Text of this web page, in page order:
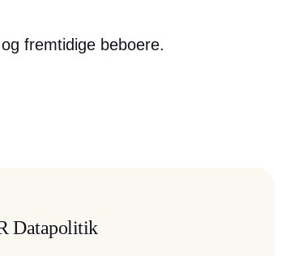
fremtidige beboere.
Datapolitik